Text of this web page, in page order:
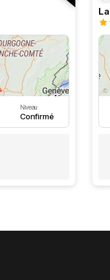
Niveau
Confirmé